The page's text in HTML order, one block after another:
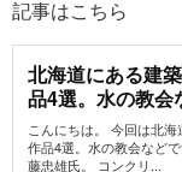
記事はこちら
北海道にある建
品4選。水の教会
こんにちは。 今回は北
作品4選。水の教会など
藤忠雄氏。 コンクリ...